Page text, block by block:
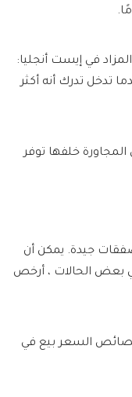
في إيست أنجليا:
تدخل تدرك أنه أكثر
المجاورة خلفها توفر
جيدة. يمكن أن
بعض الحالات ، أرخص
خصائص السعر بيع في